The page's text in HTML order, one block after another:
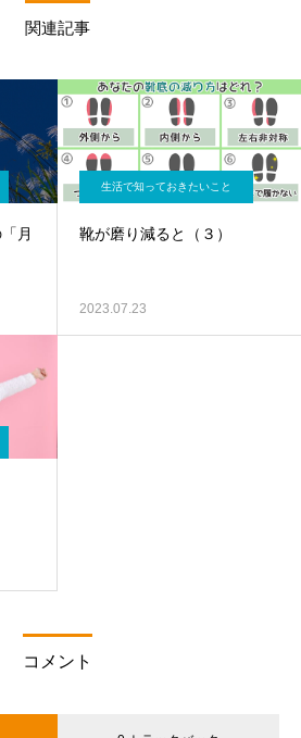
関連記事
月
生活で知っておきたいこと
靴が磨り減ると（３）
2023.07.23
コメント